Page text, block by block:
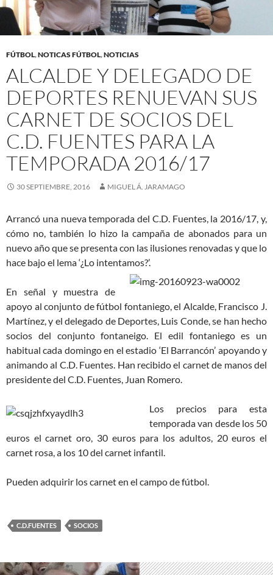
FÚTBOL,NOTICAS FÚTBOL,NOTICIAS
ALCALDE Y DELEGADO DE
DEPORTES RENUEVAN SUS
CARNET DE SOCIOS DEL
C.D. FUENTES PARA LA
TEMPORADA 2016/17
30 SEPTIEMBRE, 2016 MIGUEL Á. JARAMAGO
Arrancó una nueva temporada del C.D. Fuentes, la 2016/17, y,
cómo no, también lo hizo la campaña de abonados para un
nuevo año que se presenta con las ilusiones renovadas y que lo
hace bajo el lema ‘¿Lo intentamos?’.
En señal y muestra de
apoyo al conjunto de fútbol fontaniego, el Alcalde, Francisco J.
Martínez, y el delegado de Deportes, Luis Conde, se han hecho
socios del conjunto fontaneigo. El edil fontaniego es un
habitual cada domingo en el estadio ‘El Barrancón’ apoyando y
animando al C.D. Fuentes. Han recibido el carnet de manos del
presidente del C.D. Fuentes, Juan Romero.
Los precios para esta
temporada van desde los 50
euros el carnet oro, 30 euros para los adultos, 20 euros el
carnet rosa, a los 10 del carnet infantil.
Pueden adquirir los carnet en el campo de fútbol.
C.D.FUENTES SOCIOS